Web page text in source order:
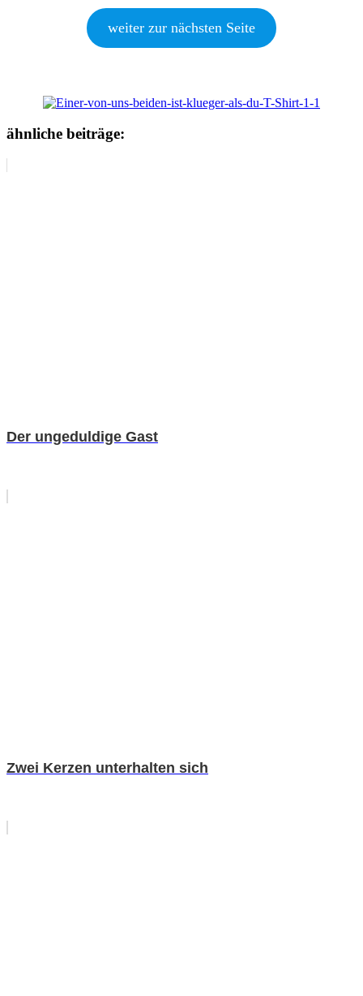
weiter zur nächsten Seite
ähnliche beiträge:
Der ungeduldige Gast
Zwei Kerzen unterhalten sich